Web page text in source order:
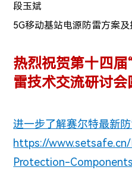
段玉斌
5G移动基站电源防雷方案及
热烈祝贺第十四届
雷技术交流研讨会
进一步了解赛尔特最新
https://
Protection-